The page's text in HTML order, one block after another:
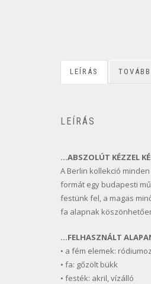
LEÍRÁS
LEÍRÁS
…ABSZOLÚT KÉZZEL
A Berlin kollekció
formát egy budapesti
festünk fel, a magas
fa alapnak
…FELHASZNÁLT
• a fém elemek:
• fa: gőzölt bükk
• festék: akril, vízálló